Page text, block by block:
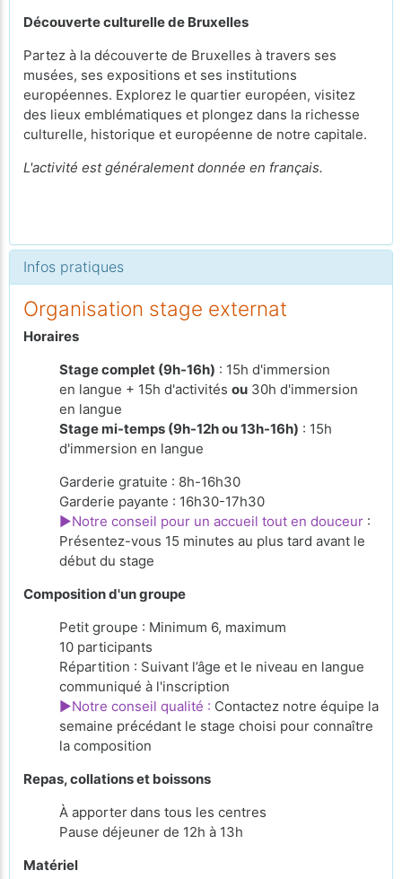
Découverte culturelle de Bruxelles
Partez à la découverte de Bruxelles à travers ses
musées, ses expositions et ses institutions
européennes. Explorez le quartier européen, visitez
des lieux emblématiques et plongez dans la richesse
culturelle, historique et européenne de notre capitale.
L'activité est généralement donnée en français.
Infos pratiques
Organisation stage externat
Horaires
Stage complet (9h-16h) : 15h d'immersion
en langue + 15h d'activités ou 30h d'immersion
en langue
Stage mi-temps (9h-12h ou 13h-16h) : 15h
d'immersion en langue
Garderie gratuite : 8h-16h30
Garderie payante : 16h30-17h30
►Notre conseil pour un accueil tout en douceur :
Présentez-vous 15 minutes au plus tard avant le
début du stage
Composition d'un groupe
Petit groupe : Minimum 6, maximum
10 participants
Répartition : Suivant l’âge et le niveau en langue
communiqué à l'inscription
►Notre conseil qualité : Contactez notre équipe la
semaine précédant le stage choisi pour connaître
la composition
Repas, collations et boissons
À apporterdans tous les centres
Pause déjeuner de 12h à 13h
Matériel